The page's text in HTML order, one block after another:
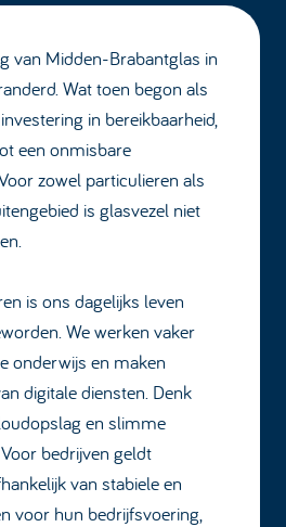
van Midden-Brabantglas in
Wat toen begon als
in bereikbaarheid,
een onmisbare
zowel particulieren als
is glasvezel niet
is ons dagelijks leven
We werken vaker
onderwijs en maken
digitale diensten. Denk
en slimme
bedrijven geldt
van stabiele en
voor hun bedrijfsvoering,